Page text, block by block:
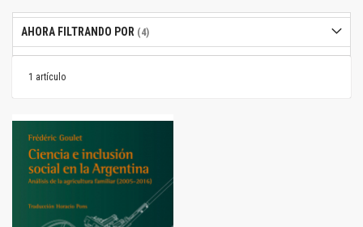
1 artículo
AHORA FILTRANDO POR